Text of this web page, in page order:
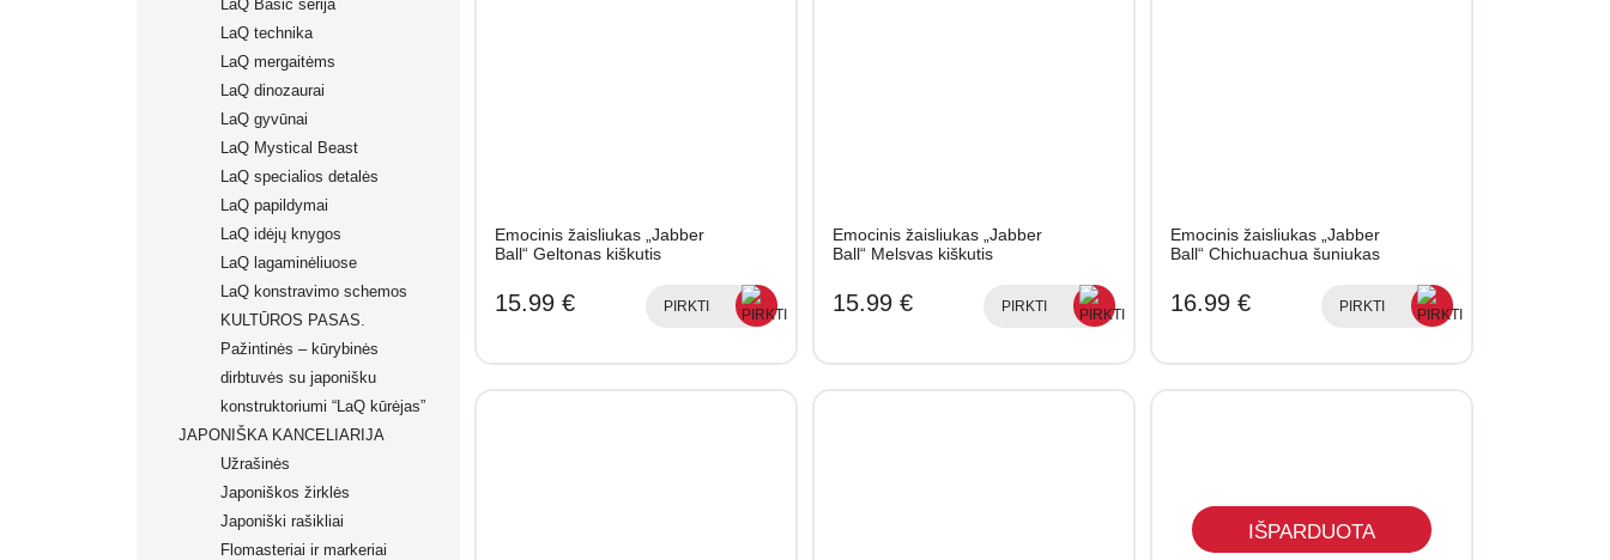
LaQ Basic serija
LaQ technika
LaQ mergaitėms
LaQ dinozaurai
LaQ gyvūnai
LaQ Mystical Beast
LaQ specialios detalės
LaQ papildymai
LaQ idėjų knygos
LaQ lagaminėliuose
LaQ konstravimo schemos
KULTŪROS PASAS.
Pažintinės – kūrybinės
dirbtuvės su japonišku
konstruktoriumi “LaQ kūrėjas”
JAPONIŠKA KANCELIARIJA
Užrašinės
Japoniškos žirklės
Japoniški rašikliai
Prabangūs rašikliai
Flomasteriai ir markeriai
Emocinis žaisliukas „Jabber
Ball“ Geltonas kiškutis
15.99 € PIRKTI
Emocinis žaisliukas „Jabber
Ball“ Melsvas kiškutis
15.99 € PIRKTI
Emocinis žaisliukas „Jabber
Ball“ Chichuachua šuniukas
16.99 € PIRKTI
IŠPARDUOTA